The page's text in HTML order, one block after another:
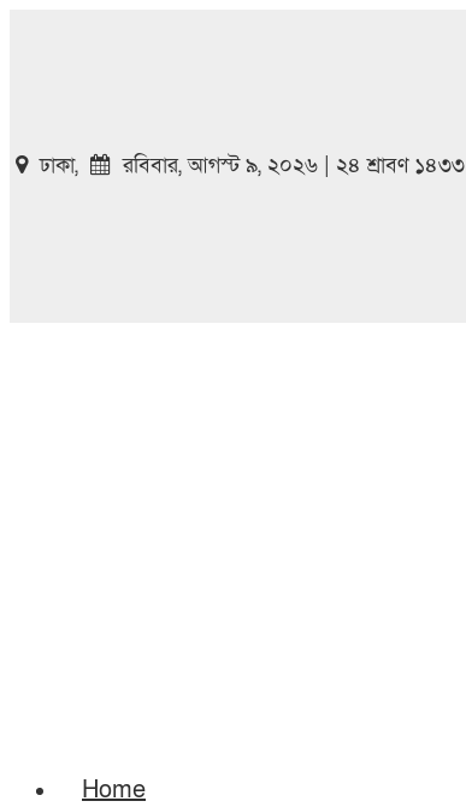
ঢাকা, রবিবার, আগস্ট ৯, ২০২৬ | ২৪ শ্রাবণ ১৪৩৩
Home